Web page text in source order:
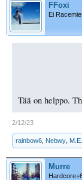
FFoxi
Ei
Tää on helppo.
2/12/23
rainbow6 Nebwy
Murre